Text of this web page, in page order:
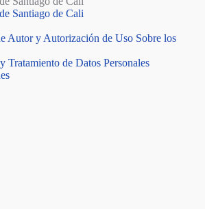
Autor y Autorización de Uso Sobre los
Tratamiento de Datos Personales